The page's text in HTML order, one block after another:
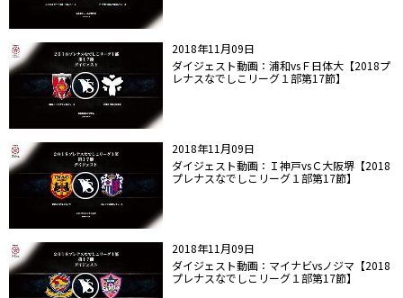
2018年11月09日
ダイジェスト動画：浦和vsＦ日体大【2018プ
レナスなでしこリーグ１部第17節】
2018年11月09日
ダイジェスト動画：Ｉ神戸vsＣ大阪堺【2018
プレナスなでしこリーグ１部第17節】
2018年11月09日
ダイジェスト動画：マイナビvsノジマ【2018
プレナスなでしこリーグ１部第17節】